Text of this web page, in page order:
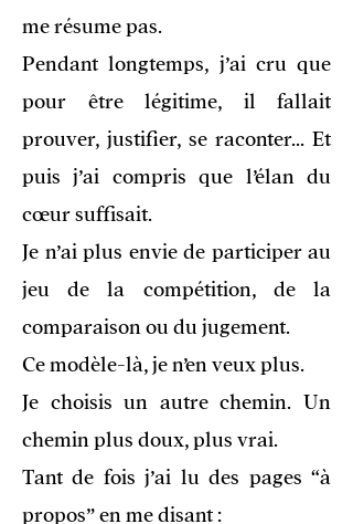
me résume pas.
Pendant longtemps, j’ai cru que
pour être légitime, il fallait
prouver, justifier, se raconter... Et
puis j’ai compris que l’élan du
cœur suffisait.
Je n’ai plus envie de participer au
jeu de la compétition, de la
comparaison ou du jugement.
Ce modèle-là, je n’en veux plus.
Je choisis un autre chemin. Un
chemin plus doux, plus vrai.
Tant de fois j’ai lu des pages “à
propos” en me disant :